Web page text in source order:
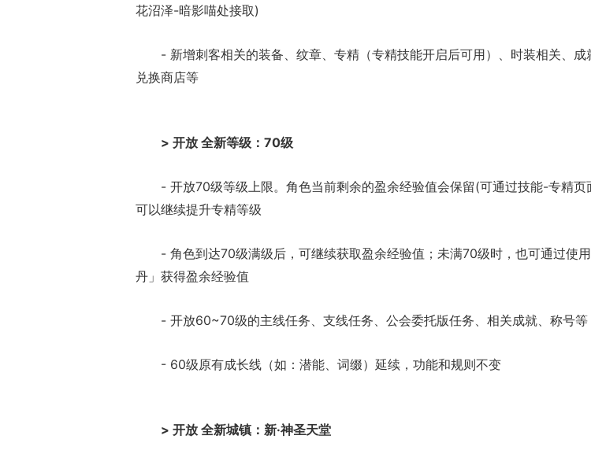
花沼泽-暗影喵处接取)
- 新增刺客相关的装备、纹章、专精（专精技能开启后可用）、时装相关、成
兑换商店等
> 开放 全新等级：70级
- 开放70级等级上限。角色当前剩余的盈余经验值会保留(可通过技能-专精页
可以继续提升专精等级
- 角色到达70级满级后，可继续获取盈余经验值；未满70级时，也可通过使
丹」获得盈余经验值
- 开放60~70级的主线任务、支线任务、公会委托版任务、相关成就、称号等
- 60级原有成长线（如：潜能、词缀）延续，功能和规则不变
> 开放 全新城镇：新·神圣天堂